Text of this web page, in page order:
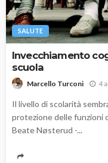
SALUTE
Invecchiamento
scuola
Marcello Turconi 4
Il livello di scolarità
protezione delle funzioni
Beate Nøsterud -...